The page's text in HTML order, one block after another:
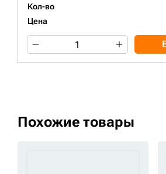
Кол-во
Цена
Похожие товары